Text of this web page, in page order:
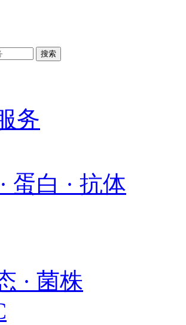
务
蛋白 · 抗体
· 菌株